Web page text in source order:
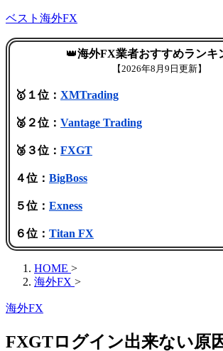
ベスト海外FX
👑海外FX業者おすすめランキ
【2026年8月9日更新】
🥇１位： XMTrading
🥈２位： Vantage Trading
🥉３位： FXGT
４位： BigBoss
５位： Exness
６位： Titan FX
HOME >
海外FX >
海外FX
FXGTログイン出来ない原